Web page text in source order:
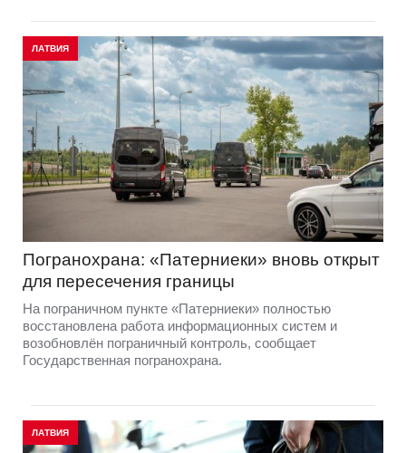
ЛАТВИЯ
Погранохрана: «Патерниеки» вновь открыт
для пересечения границы
На пограничном пункте «Патерниеки» полностью
восстановлена работа информационных систем и
возобновлён пограничный контроль, сообщает
Государственная погранохрана.
ЛАТВИЯ